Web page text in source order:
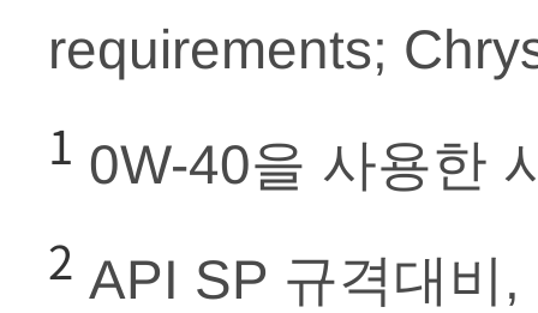
requirements;
1 0W-40을 사용한
2 API SP 규격대비